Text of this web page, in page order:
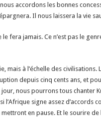
accordons les bonnes
Il nous laissera la vie
fera jamais. Ce n’est pas le
à l’échelle des civilisations.
depuis cinq cents ans, et
nous pourrons tous chanter
l’Afrique signe assez d’accords
en pause. Et le sourire